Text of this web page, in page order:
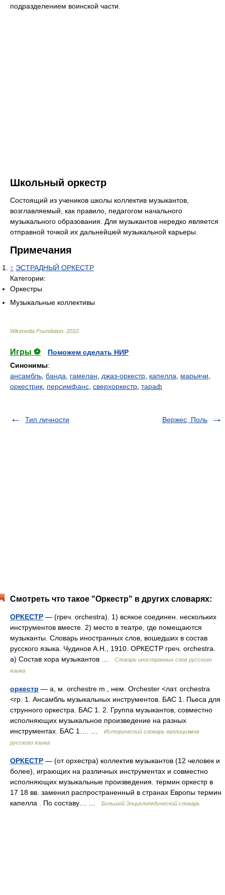
подразделением воинской части.
Школьный оркестр
Состоящий из учеников школы коллектив музыкантов,
возглавляемый, как правило, педагогом начального
музыкального образования. Для музыкантов нередко является
отправной точкой их дальнейшей музыкальной карьеры.
Примечания
↑ ЭСТРАДНЫЙ ОРКЕСТР
Категории:
Оркестры
Музыкальные коллективы
Wikimedia Foundation 2010
Игры ⚽
Поможем сделать НИР
Синонимы:
ансамбль банда гамелан джаз-оркестр капелла марьячи
оркестрик персимфанс сверхоркестр тараф
Тип личности Вержес, Поль
Смотреть что такое "Оркестр" в других словарях:
ОРКЕСТР — (греч. orchestra). 1) всякое соединен. нескольких
инструментов вместе. 2) место в театре, где помещаются
музыканты. Словарь иностранных слов, вошедших в состав
русского языка. Чудинов А.Н., 1910. ОРКЕСТР греч. orchestra.
а) Состав хора музыкантов …
Словарь иностранных слов русского
языка
оркестр — а, м. orchestre m., нем. Orchester <лат. orchestra
<гр. 1. Ансамбль музыкальных инструментов. БАС 1. Пьеса для
струнного оркестра. БАС 1. 2. Группа музыкантов, совместно
исполняющих музыкальное произведение на разных
инструментах. БАС 1.… …
Исторический словарь галлицизмов
русского языка
ОРКЕСТР — (от орхестра) коллектив музыкантов (12 человек и
более), играющих на различных инструментах и совместно
исполняющих музыкальные произведения. термин оркестр в
17 18 вв. заменил распространенный в странах Европы термин
капелла . По составу… …
Большой Энциклопедический словарь